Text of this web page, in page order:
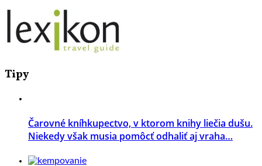
Tipy
Čarovné kníhkupectvo, v ktorom knihy liečia dušu.
Niekedy však musia pomôcť odhaliť aj vraha…